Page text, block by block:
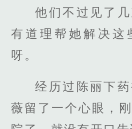
他们不过见了
有道理帮她解决这
呀。
经历过陈丽下
薇留了一个心眼，